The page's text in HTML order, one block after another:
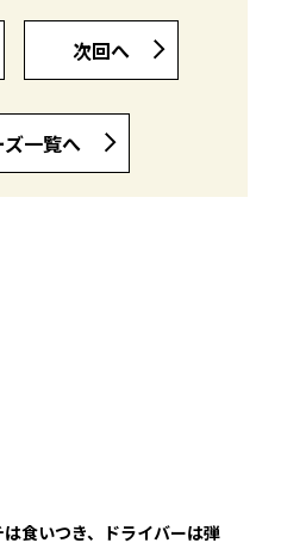
次回へ
一覧へ
は食いつき、ドライバーは弾